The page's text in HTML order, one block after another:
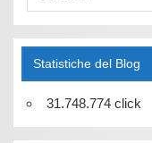
Statistiche del Blog
31.748.774 click